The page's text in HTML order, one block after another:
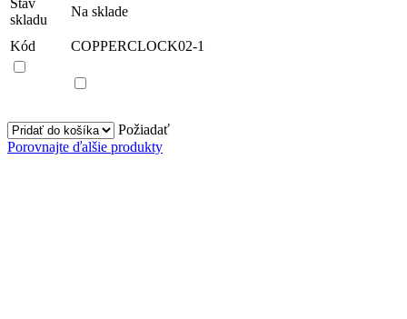
skladu
Na sklade
Kód COPPERCLOCK02-1
Požiadať
Porovnajte ďalšie produkty